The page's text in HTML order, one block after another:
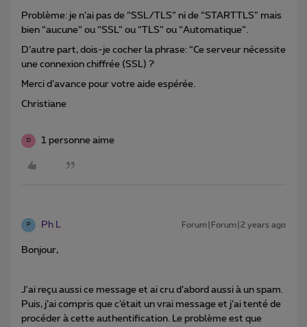
Problème: je n’ai pas de “SSL/TLS” ni de “STARTTLS” mais
bien “aucune” ou “SSL” ou “TLS” ou “Automatique”.
D’autre part, dois-je cocher la phrase: “Ce serveur nécessite
une connexion chiffrée (SSL) ?
Merci d’avance pour votre aide espérée.
Christiane
D 1 personne aime
P Ph L Forum|Forum|2 years ago
Bonjour,
J'ai reçu aussi ce message et ai cru d’abord aussi à un spam.
Puis, j’ai compris que c’était un vrai message et j’ai tenté de
procéder à cette authentification. Le problème est que